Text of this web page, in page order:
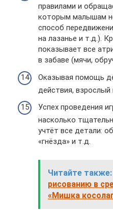
правилами и
которым малышам
способ
на лазанье и т.д.).
показывает все
в забаве (мячи,
Оказывая помощь
действия,
Успех проведения
насколько
учтёт все детали:
«гнёзда» и т.д.
Читайте также:
рисованию в
«Мишка